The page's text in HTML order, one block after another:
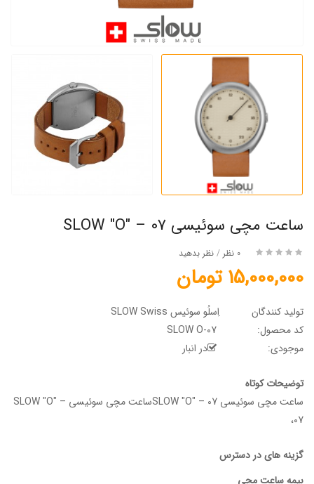
ساعت مچی سوئیسی SLOW "O" – 07
0 نظر / نظر بدهید
15,000,000 تومان
تولید کنندگان
اِسلُو سوئیس SLOW Swiss
کد محصول:
موجودی:
در انبار
توضیحات کوتاه
ساعت مچی سوئیسی SLOW "O" – 07ساعت مچی سوئیسی SLOW "O" –
07،
گزینه های در دسترس
بیمه ساعت مچی